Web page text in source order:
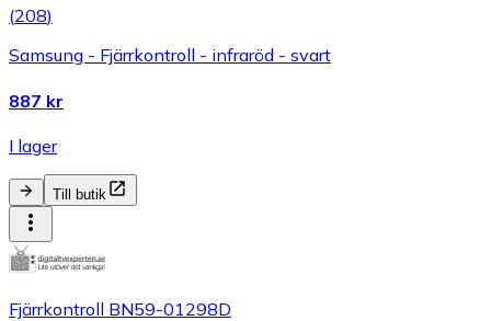
(208)
Samsung - Fjärrkontroll - infraröd - svart
887 kr
I lager
Till butik
Fjärrkontroll BN59-01298D